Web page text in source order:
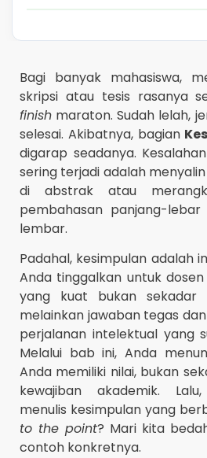
Bagi banyak mahasiswa,
skripsi atau tesis rasanya
finish maraton. Sudah lelah,
selesai. Akibatnya, bagian
digarap seadanya.
sering terjadi adalah
di abstrak atau
pembahasan panjang-
lembar.
Padahal, kesimpulan adalah
Anda tinggalkan untuk
yang kuat bukan sekadar
melainkan jawaban tegas
perjalanan intelektual yang
Melalui bab ini, Anda
Anda memiliki nilai, bukan
kewajiban akademik.
menulis kesimpulan yang
to the point? Mari kita
contoh konkretnya.